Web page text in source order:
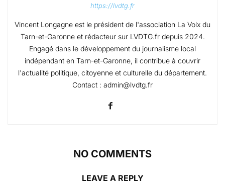
https://lvdtg.fr
Vincent Longagne est le président de l'association La Voix du
Tarn-et-Garonne et rédacteur sur LVDTG.fr depuis 2024.
Engagé dans le développement du journalisme local
indépendant en Tarn-et-Garonne, il contribue à couvrir
l'actualité politique, citoyenne et culturelle du département.
Contact : admin@lvdtg.fr
NO COMMENTS
LEAVE A REPLY